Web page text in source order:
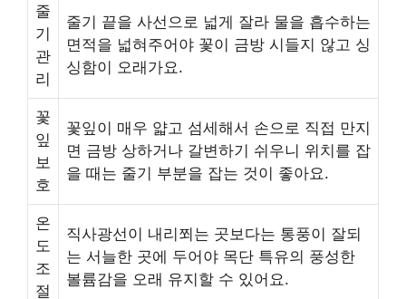
줄
기
관
리
줄기 끝을 사선으로 넓게 잘라 물을 흡수하는
면적을 넓혀주어야 꽃이 금방 시들지 않고 싱
싱함이 오래가요.
꽃
잎
보
호
꽃잎이 매우 얇고 섬세해서 손으로 직접 만지
면 금방 상하거나 갈변하기 쉬우니 위치를 잡
을 때는 줄기 부분을 잡는 것이 좋아요.
온
도
조
절
직사광선이 내리쬐는 곳보다는 통풍이 잘되
는 서늘한 곳에 두어야 목단 특유의 풍성한
볼륨감을 오래 유지할 수 있어요.